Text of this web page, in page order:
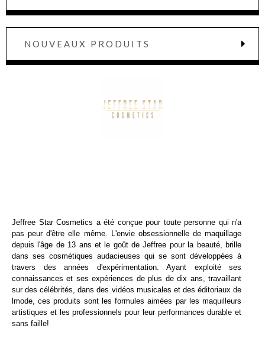
NOUVEAUX PRODUITS
Jeffree Star Cosmetics a été conçue pour toute personne qui n'a
pas peur d'être elle même. L'envie obsessionnelle de maquillage
depuis l'âge de 13 ans et le goût de Jeffree pour la beauté, brille
dans ses cosmétiques audacieuses qui se sont développées à
travers des années d'expérimentation. Ayant exploité ses
connaissances et ses expériences de plus de dix ans, travaillant
sur des célébrités, dans des vidéos musicales et des éditoriaux de
lmode, ces produits sont les formules aimées par les maquilleurs
artistiques et les professionnels pour leur performances durable et
sans faille!